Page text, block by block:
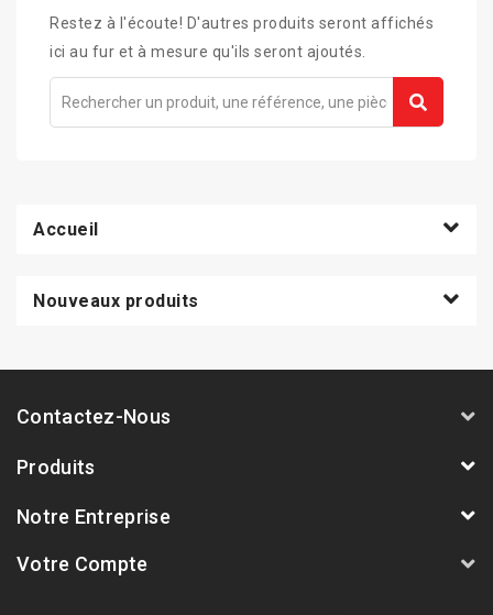
Restez à l'écoute! D'autres produits seront affichés
ici au fur et à mesure qu'ils seront ajoutés.
Accueil
Nouveaux produits
Contactez-Nous
Produits
Notre Entreprise
Votre Compte